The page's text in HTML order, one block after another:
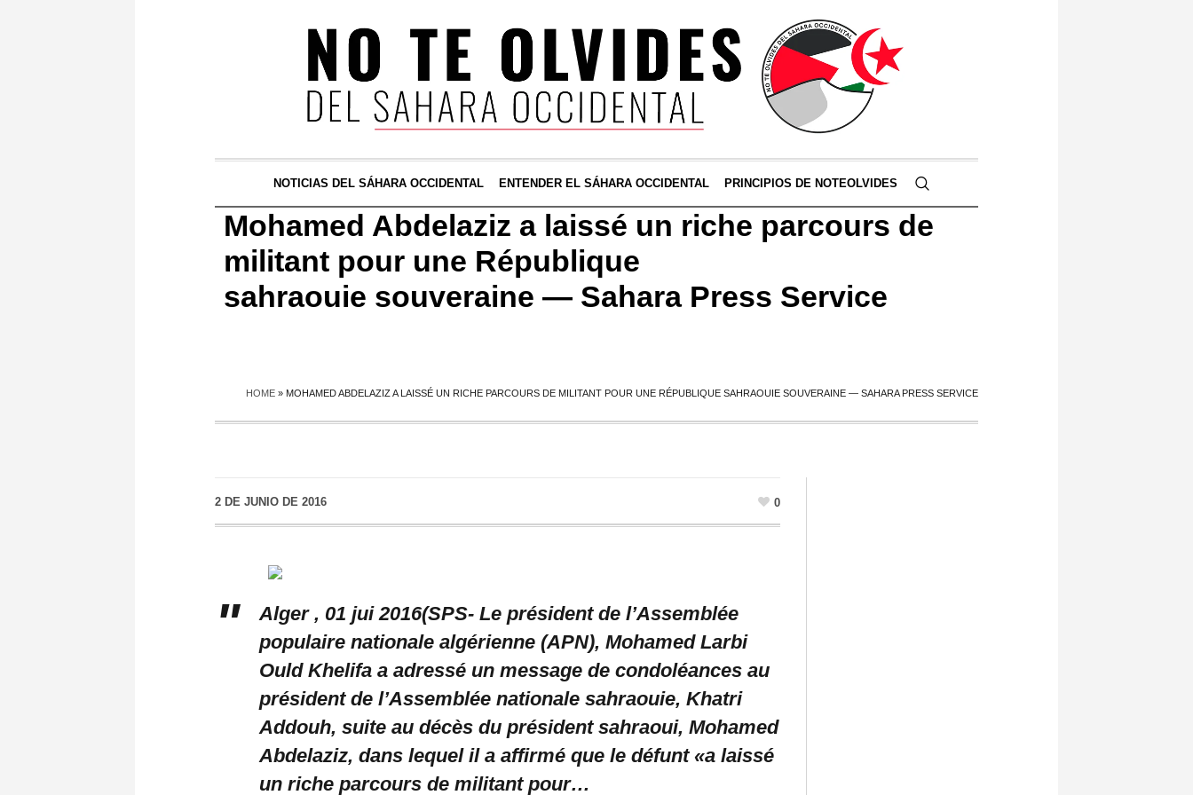
NOTICIAS DEL SÁHARA OCCIDENTAL ENTENDER EL SÁHARA OCCIDENTAL PRINCIPIOS DE NOTEOLVIDES
Mohamed Abdelaziz a laissé un riche parcours de
militant pour une République
sahraouie souveraine — Sahara Press Service
HOME » MOHAMED ABDELAZIZ A LAISSÉ UN RICHE PARCOURS DE MILITANT POUR UNE RÉPUBLIQUE SAHRAOUIE SOUVERAINE — SAHARA PRESS SERVICE
2 DE JUNIO DE 2016 0
Alger , 01 jui 2016(SPS- Le président de l’Assemblée
populaire nationale algérienne (APN), Mohamed Larbi
Ould Khelifa a adressé un message de condoléances au
président de l’Assemblée nationale sahraouie, Khatri
Addouh, suite au décès du président sahraoui, Mohamed
Abdelaziz, dans lequel il a affirmé que le défunt «a laissé
un riche parcours de militant pour…